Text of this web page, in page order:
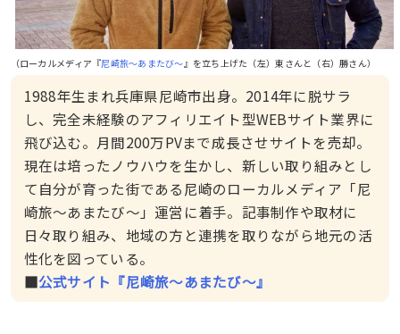
（ローカルメディア『尼崎旅〜あまたび〜 』を立ち上げた（左）東さんと（右）勝さん）
1988年生まれ兵庫県尼崎市出身。2014年に脱サラ
し、完全未経験のアフィリエイト型WEBサイト業界に
飛び込む。月間200万PVまで成長させサイトを売却。
現在は培ったノウハウを生かし、新しい取り組みとし
て自分が育った街である尼崎のローカルメディア「尼
崎旅～あまたび～」運営に着手。記事制作や取材に
日々取り組み、地域の方と連携を取りながら地元の活
性化を図っている。
■公式サイト『尼崎旅〜あまたび〜』